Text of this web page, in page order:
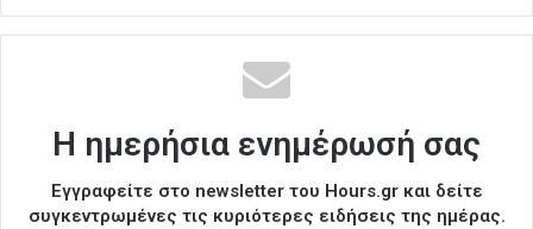
Η ημερήσια ενημέρωσή σας
Εγγραφείτε στο newsletter του Hours.gr και δείτε
συγκεντρωμένες τις κυριότερες ειδήσεις της ημέρας.